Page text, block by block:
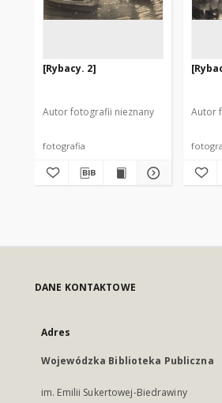
[Rybacy. 2]
Autor fotografii nieznany
fotografia
Autor
DANE KONTAKTOWE
Adres
Wojewódzka Biblioteka Publiczna
im. Emilii Sukertowej-Biedrawiny